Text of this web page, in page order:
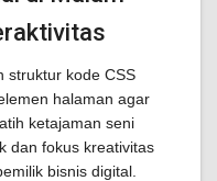
struktur kode CSS
halaman agar
ketajaman seni
dan fokus kreativitas
bisnis digital.